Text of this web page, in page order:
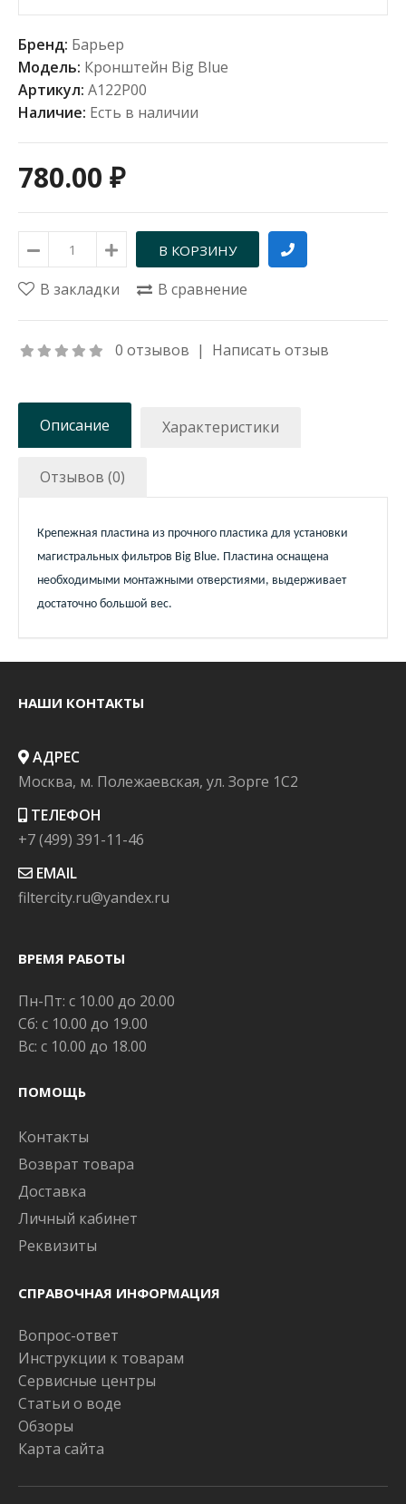
Бренд: Барьер
Модель: Кронштейн Вig Blue
Артикул: А122Р00
Наличие: Есть в наличии
780.00 ₽
В закладки В сравнение
0 отзывов | Написать отзыв
Описание Характеристики
Отзывов (0)
Крепежная пластина из прочного пластика для установки
магистральных фильтров Big Blue. Пластина оснащена
необходимыми монтажными отверстиями, выдерживает
достаточно большой вес.
НАШИ КОНТАКТЫ
АДРЕС
Москва, м. Полежаевская, ул. Зорге 1C2
ТЕЛЕФОН
+7 (499) 391-11-46
EMAIL
filtercity.ru@yandex.ru
ВРЕМЯ РАБОТЫ
Пн-Пт: с 10.00 до 20.00
Сб: с 10.00 до 19.00
Вс: с 10.00 до 18.00
ПОМОЩЬ
Контакты
Возврат товара
Доставка
Личный кабинет
Реквизиты
СПРАВОЧНАЯ ИНФОРМАЦИЯ
Вопрос-ответ
Инструкции к товарам
Сервисные центры
Статьи о воде
Обзоры
Карта сайта